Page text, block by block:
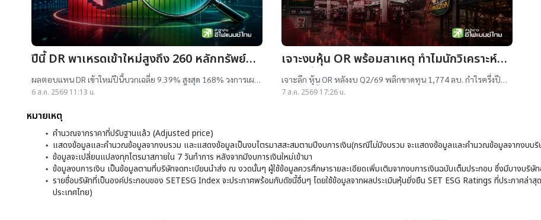
ปีนี้ DR พาเหรดเข้าใหม่สูงถึง 260 หลักทรัพย์
ผลตอบแทนบวกเฉลี่ย 9% สูงสุด 168%
ผลตอบแทน DR เข้าใหม่ปีนี้บวกเฉลี่ย 9.39% สูงสุด 168% วงการเผย
สาเหตุออกใหม่จำนวนมาก เป็นไปตามความต้องการลงทุนหุ้นเทคฯสูง
6 ส.ค. 2569 11:13 น.
เจาะงบหุ้น OR พร้อมสาเหตุ ทำไมนักวิเคราะห์ยัง
แนะ “ซื้อ”-“ถือ”
เจาะลึก หุ้น OR หลังงบ Q2/69 พลิกขาดทุน 1,774 ลบ. กำไรครึ่งปี
แรกต่ำสุดตั้งแต่เข้าตลาดฯ แม้ราคาเทรดต่ำ IPO แต่ 14 โบรกฯ ยังแนะ
7 ส.ค. 2569 17:26 น.
หมายเหตุ
คำนวณจากราคาที่ปรับฐานแล้ว (Adjusted price)
แสดงข้อมูลและคำนวณข้อมูลจากงบรวม และแสดงข้อมูลเป็นงบไตรมาสสะสมตามปีงบการเงิน(กรณีไม่มีงบรวม จะแสดงข้อมูลและคำนวณข้อมูลจากงบบริ
ข้อมูลจะเปลี่ยนแปลงทุกไตรมาสภายใน 7 วันทำการ หลังจากมีงบการเงินใหม่เข้ามา
ข้อมูลงบการเงิน เป็นข้อมูลตามที่บริษัทจดทะเบียนนำส่ง ณ งวดนั้นๆ ผู้ใช้ข้อมูลควรศึกษารายละเอียดเพิ่มเติมจากงบการเงินฉบับเต็มประกอบ ซึ่งมีบางบริ
รายชื่อบริษัทที่เป็นองค์ประกอบของ SETESG Index จะประกาศพร้อมกับดัชนี้อื่นๆ โดยใช้ข้อมูลจากผลประเมินหุ้นยั่งยืน SET ESG Ratings ที่ประกาศ
ประเทศไทย)